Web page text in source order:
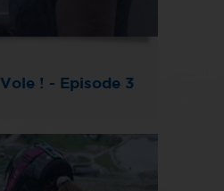
! - Episode 3